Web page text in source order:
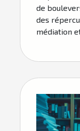
de
des
médiation et